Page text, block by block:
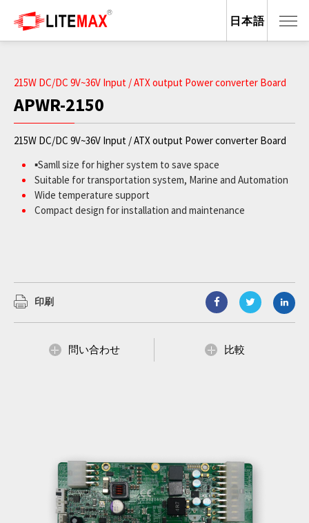
215W DC/DC 9V~36V Input / ATX output Power converter Board
APWR-2150
215W DC/DC 9V~36V Input / ATX output Power converter Board
▪Samll size for higher system to save space
Suitable for transportation system, Marine and Automation
Wide temperature support
Compact design for installation and maintenance
印刷
問い合わせ 比較
日本語